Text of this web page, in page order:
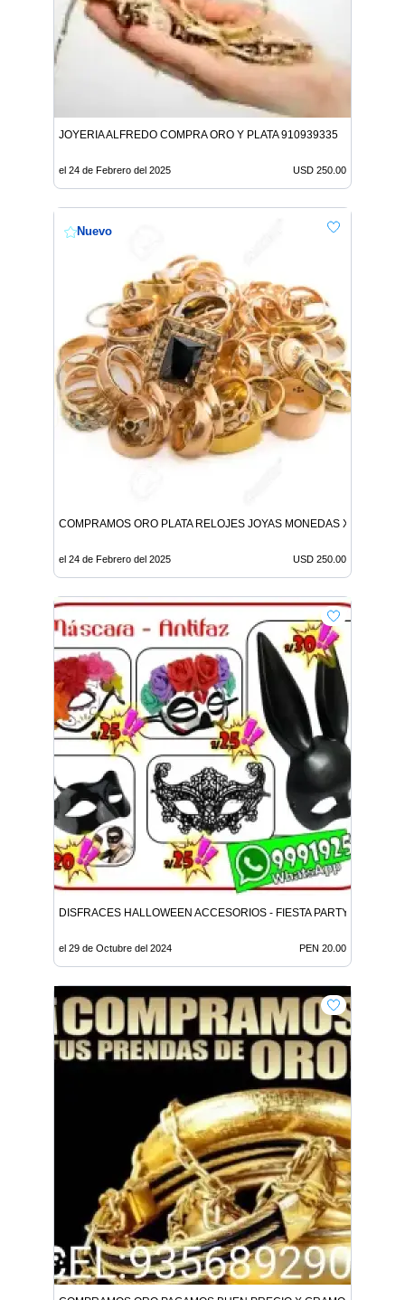
JOYERIA ALFREDO COMPRA ORO Y PLATA 910939335
el 24 de Febrero del 2025 USD 250.00
Nuevo
COMPRAMOS ORO PLATA RELOJES JOYAS MONEDAS X MAYOR
el 24 de Febrero del 2025 USD 250.00
DISFRACES HALLOWEEN ACCESORIOS - FIESTA PARTY
el 29 de Octubre del 2024 PEN 20.00